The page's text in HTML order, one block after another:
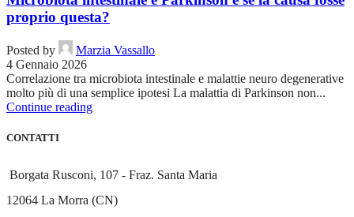
proprio questa?
Posted by
Marzia Vassallo
4 Gennaio 2026
Correlazione tra microbiota intestinale e malattie neuro degenerative
molto più di una semplice ipotesi La malattia di Parkinson non...
Continue reading
CONTATTI
Borgata Rusconi, 107 - Fraz. Santa Maria
12064 La Morra (CN)